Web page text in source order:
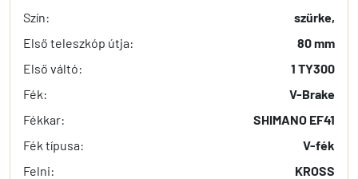
Szín:
szürke,
Első teleszkóp útja:
80 mm
Első váltó:
1 TY300
Fék:
V-Brake
Fékkar:
SHIMANO EF41
Fék típusa:
V-fék
Felni:
KROSS